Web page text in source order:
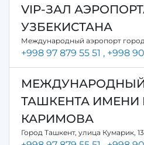
VIP-ЗАЛ
УЗБЕКИСТАНА
Международный аэропорт
+998 97 879 55 51 , +998
ТАШКЕНТА
КАРИМОВА
Город Ташкент, улица Кумарик,